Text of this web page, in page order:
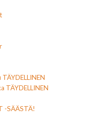
TÄYDELLINEN
-SÄÄSTÄ!